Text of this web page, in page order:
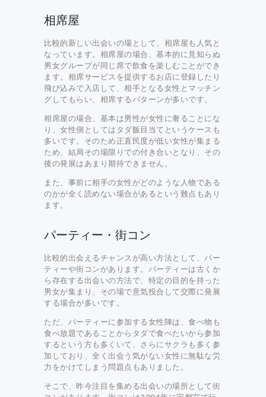
相席屋
比較的新しい出会いの場として、相席屋も人気と
なっています。相席屋の場合、基本的に見知らぬ
男女グループが同じ席で飲食を楽しむことができ
ます。相席サービスを提供するお店に登録したり
飛び込みで入店して、相手となる女性とマッチン
グしてもらい、相席するパターンが多いです。
相席屋の場合、基本は男性が女性に奢ることにな
り、女性側としてはタダ飯目当てというケースも
多いです。そのため正直民度が低い女性が集まる
ため、結局その場限りでの付き合いとなり、その
後の発展はあまり期待できません。
また、事前に相手の女性がどのような人物である
のかが全く読めない場合があるという難点もあり
ます。
パーティー・街コン
比較的出会えるチャンスが高い方法として、パー
ティーや街コンがあります。パーティーは古くか
ら存在する出会いの方法で、特定の目的を持った
男女が集まり、その場で意気投合して交際に発展
する場合が多いです。
ただ、パーティーに参加する女性陣は、食べ物も
食べ放題であることからタダで食べたいから参加
するという方も多くいて、さらにサクラも多く参
加しており、全く出会う気がない女性に無駄な労
力をかけてしまう問題点もありました。
そこで、昨今注目を集める出会いの場所として街